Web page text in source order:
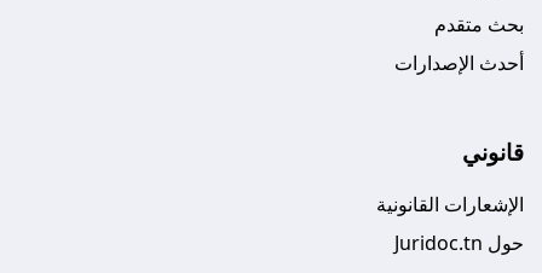
بحث متقدم
أحدث الإصدارات
قانوني
الإشعارات القانونية
حول Juridoc.tn